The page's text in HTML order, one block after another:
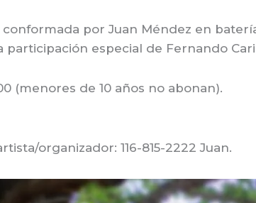
conformada por Juan Méndez en
participación especial de Fernando
(menores de 10 años no abonan).
organizador: 116-815-2222 Juan.